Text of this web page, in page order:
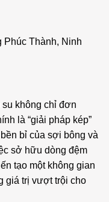
Thành, Ninh
không chỉ đơn
là “giải pháp kép”
bỉ của sợi bông và
sở hữu dòng đệm
tạo một không gian
giá trị vượt trội cho